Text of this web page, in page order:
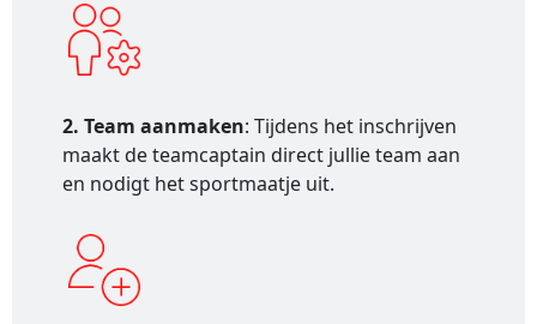
2. Team aanmaken: Tijdens het inschrijven
maakt de teamcaptain direct jullie team aan
en nodigt het sportmaatje uit.